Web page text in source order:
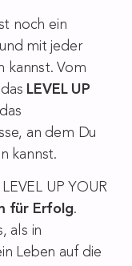
noch ein
mit jeder
kannst. Vom
LEVEL UP
an dem Du
kannst.
UP YOUR
für Erfolg.
als in
Leben auf die